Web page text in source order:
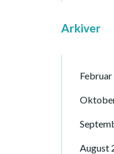
Arkiver
August